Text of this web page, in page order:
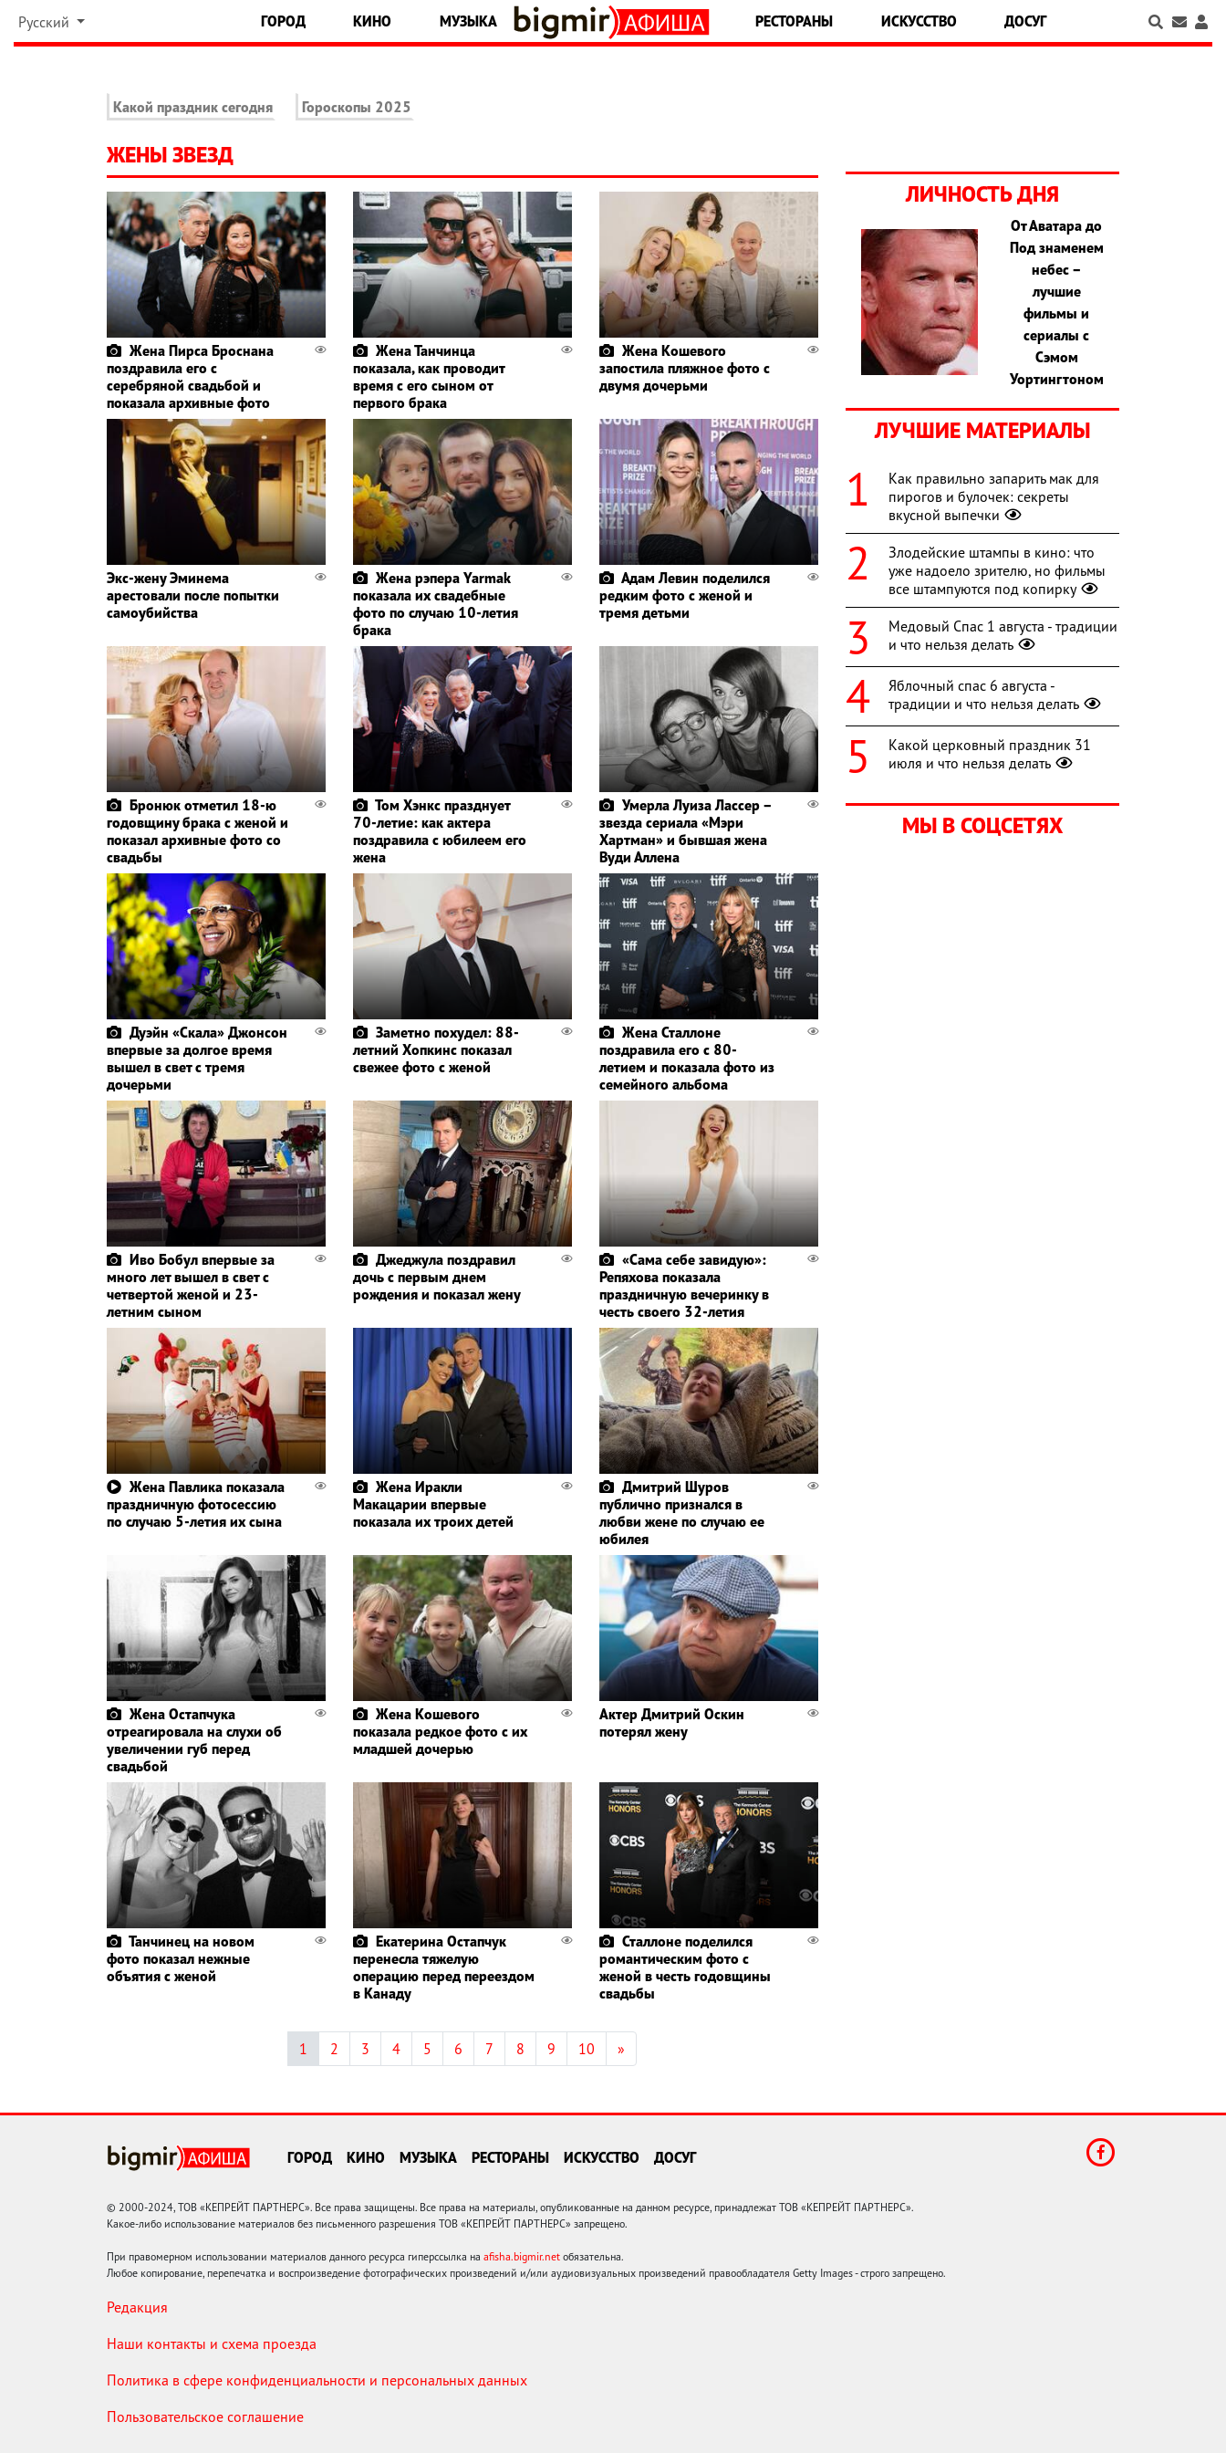
Русский ГОРОД КИНО МУЗЫКА РЕСТОРАНЫ ИСКУССТВО ДОСУГ
Какой праздник сегодня Гороскопы 2025
ЖЕНЫ ЗВЕЗД
Жена Пирса Броснана
поздравила его с
серебряной свадьбой и
показала архивные фото
Жена Танчинца
показала, как проводит
время с его сыном от
первого брака
Жена Кошевого
запостила пляжное фото с
двумя дочерьми
Экс-жену Эминема
арестовали после попытки
самоубийства
Жена рэпера Yarmak
показала их свадебные
фото по случаю 10-летия
брака
Адам Левин поделился
редким фото с женой и
тремя детьми
Бронюк отметил 18-ю
годовщину брака с женой и
показал архивные фото со
свадьбы
Том Хэнкс празднует
70-летие: как актера
поздравила с юбилеем его
жена
Умерла Луиза Лассер –
звезда сериала «Мэри
Хартман» и бывшая жена
Вуди Аллена
Дуэйн «Скала» Джонсон
впервые за долгое время
вышел в свет с тремя
дочерьми
Заметно похудел: 88-
летний Хопкинс показал
свежее фото с женой
Жена Сталлоне
поздравила его с 80-
летием и показала фото из
семейного альбома
Иво Бобул впервые за
много лет вышел в свет с
четвертой женой и 23-
летним сыном
Джеджула поздравил
дочь с первым днем ​​
рождения и показал жену
«Сама себе завидую»:
Репяхова показала
праздничную вечеринку в
честь своего 32-летия
Жена Павлика показала
праздничную фотосессию
по случаю 5-летия их сына
Жена Иракли
Макацарии впервые
показала их троих детей
Дмитрий Шуров
публично признался в
любви жене по случаю ее
юбилея
Жена Остапчука
отреагировала на слухи об
увеличении губ перед
свадьбой
Жена Кошевого
показала редкое фото с их
младшей дочерью
Актер Дмитрий Оскин
потерял жену
Танчинец на новом
фото показал нежные
объятия с женой
Екатерина Остапчук
перенесла тяжелую
операцию перед переездом
в Канаду
Сталлоне поделился
романтическим фото с
женой в честь годовщины
свадьбы
1 2 3 4 5 6 7 8 9 10 »
ЛИЧНОСТЬ ДНЯ
От Аватара до
Под знаменем
небес –
лучшие
фильмы и
сериалы с
Сэмом
Уортингтоном
ЛУЧШИЕ МАТЕРИАЛЫ
Как правильно запарить мак для
пирогов и булочек: секреты
вкусной выпечки
Злодейские штампы в кино: что
уже надоело зрителю, но фильмы
все штампуются под копирку
Медовый Спас 1 августа - традиции
и что нельзя делать
Яблочный спас 6 августа -
традиции и что нельзя делать
Какой церковный праздник 31
июля и что нельзя делать
МЫ В СОЦСЕТЯХ
ГОРОД КИНО МУЗЫКА РЕСТОРАНЫ ИСКУССТВО ДОСУГ
© 2000-2024, ТОВ «КЕПРЕЙТ ПАРТНЕРС». Все права защищены. Все права на материалы, опубликованные на данном ресурсе, принадлежат ТОВ «КЕПРЕЙТ ПАРТНЕРС».
Какое-либо использование материалов без письменного разрешения ТОВ «КЕПРЕЙТ ПАРТНЕРС» запрещено.
При правомерном использовании материалов данного ресурса гиперссылка на afisha.bigmir.net обязательна.
Любое копирование, перепечатка и воспроизведение фотографических произведений и/или аудиовизуальных произведений правообладателя Getty Images - строго запрещено.
Редакция
Наши контакты и схема проезда
Политика в сфере конфиденциальности и персональных данных
Пользовательское соглашение